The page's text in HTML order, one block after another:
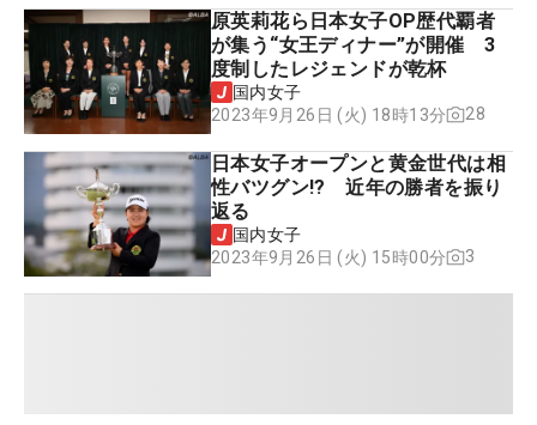
原英莉花ら日本女子OP歴代覇者
が集う“女王ディナー”が開催 3
度制したレジェンドが乾杯
国内女子
2023年9月26日 (火) 18時13分
28
日本女子オープンと黄金世代は相
性バツグン!? 近年の勝者を振り
返る
国内女子
2023年9月26日 (火) 15時00分
3